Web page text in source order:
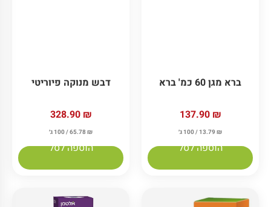
ברא מגן 60 כמ' ברא
137.90 ₪
13.79 ₪ / 100 ג׳
הוספה לסל
דבש מנוקה פיוריטי
328.90 ₪
65.78₪ / 100 ג׳
הוספה לסל